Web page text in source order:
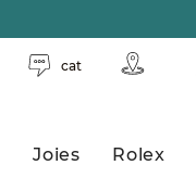
cat
Joies Rolex